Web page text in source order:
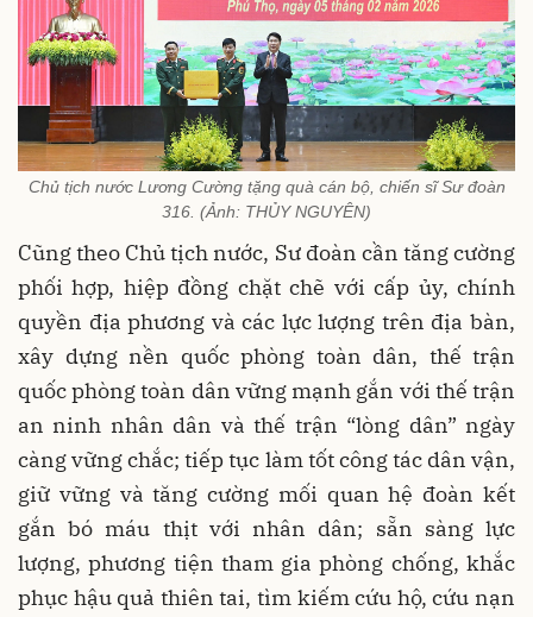
Chủ tịch nước Lương Cường tặng quà cán bộ, chiến sĩ Sư đoàn
316. (Ảnh: THỦY NGUYÊN)
Cũng theo Chủ tịch nước, Sư đoàn cần tăng cường
phối hợp, hiệp đồng chặt chẽ với cấp ủy, chính
quyền địa phương và các lực lượng trên địa bàn,
xây dựng nền quốc phòng toàn dân, thế trận
quốc phòng toàn dân vững mạnh gắn với thế trận
an ninh nhân dân và thế trận “lòng dân” ngày
càng vững chắc; tiếp tục làm tốt công tác dân vận,
giữ vững và tăng cường mối quan hệ đoàn kết
gắn bó máu thịt với nhân dân; sẵn sàng lực
lượng, phương tiện tham gia phòng chống, khắc
phục hậu quả thiên tai, tìm kiếm cứu hộ, cứu nạn